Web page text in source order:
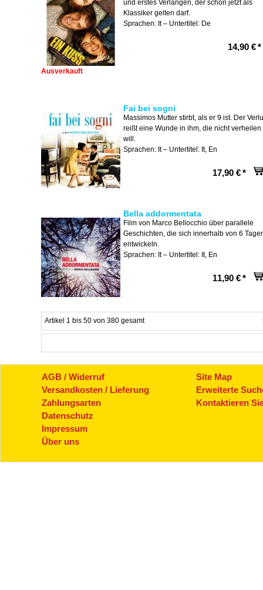
und erstes Verlangen, der schon jetzt als
Klassiker gelten darf.
Sprachen: It – Untertitel: De
14,90 €*
Ausverkauft
Fai bei sogni
Massimos Mutter stirbt, als er 9 ist. Der
reißt eine Wunde in ihm, die nicht verheilen
will.
Sprachen: It – Untertitel: It, En
17,90 €*
Bella addormentata
Film von Marco Bellocchio über parallele
Geschichten, die sich innerhalb von 6
entwickeln.
Sprachen: It – Untertitel: It, En
11,90 €*
Artikel 1 bis 50 von 380 gesamt
AGB / Widerruf
Versandkosten / Lieferung
Zahlungsarten
Datenschutz
Impressum
Über uns
Site Map
Erweiterte
Kontaktieren